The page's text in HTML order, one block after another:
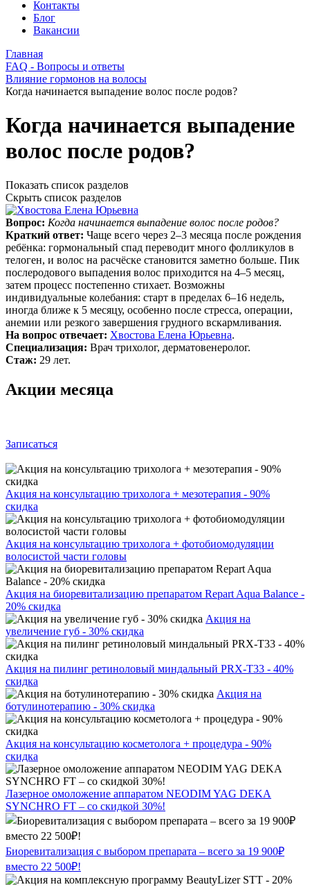
Контакты
Блог
Вакансии
Главная
FAQ - Вопросы и ответы
Влияние гормонов на волосы
Когда начинается выпадение волос после родов?
Когда начинается выпадение
волос после родов?
Показать список разделов
Скрыть список разделов
Вопрос: Когда начинается выпадение волос после родов?
Краткий ответ: Чаще всего через 2–3 месяца после рождения
ребёнка: гормональный спад переводит много фолликулов в
телоген, и волос на расчёске становится заметно больше. Пик
послеродового выпадения волос приходится на 4–5 месяц,
затем процесс постепенно стихает. Возможны
индивидуальные колебания: старт в пределах 6–16 недель,
иногда ближе к 5 месяцу, особенно после стресса, операции,
анемии или резкого завершения грудного вскармливания.
На вопрос отвечает: Хвостова Елена Юрьевна.
Специализация: Врач трихолог, дерматовенеролог.
Стаж: 29 лет.
Акции месяца
Записаться
Акция на консультацию трихолога + мезотерапия - 90%
скидка
Акция на консультацию трихолога + фотобиомодуляции
волосистой части головы
Акция на биоревитализацию препаратом Repart Aqua Balance -
20% скидка
Акция на
увеличение губ - 30% скидка
Акция на пилинг ретиноловый миндальный PRX-T33 - 40%
скидка
Акция на
ботулинотерапию - 30% скидка
Акция на консультацию косметолога + процедура - 90%
скидка
Лазерное омоложение аппаратом NEODIM YAG DEKA
SYNCHRO FT – со скидкой 30%!
Биоревитализация с выбором препарата – всего за 19 900₽
вместо 22 500₽!